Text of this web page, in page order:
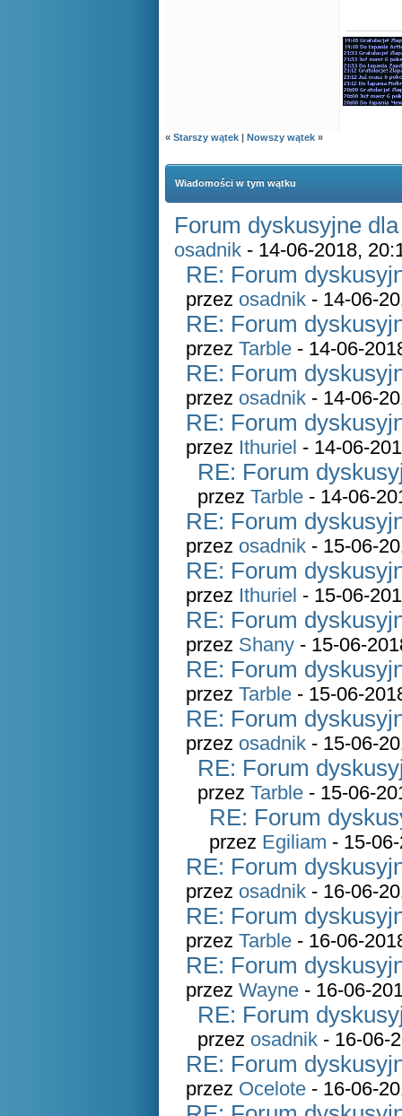
« Starszy wątek | Nowszy wątek »
Wiadomości w tym wątku
Forum dyskusyjne
osadnik - 14-06-2018,
RE: Forum
przez osadnik - 14-06-
RE: Forum
przez Tarble - 14-06-
RE: Forum
przez osadnik - 14-06-
RE: Forum
przez Ithuriel - 14-06-
RE: Forum
przez Tarble - 14-06-
RE: Forum
przez osadnik - 15-06-
RE: Forum
przez Ithuriel - 15-06-
RE: Forum
przez Shany - 15-06-
RE: Forum
przez Tarble - 15-06-
RE: Forum
przez osadnik - 15-06-
RE: Forum
przez Tarble - 15-06-
RE: Forum
przez Egiliam - 15-
RE: Forum
przez osadnik - 16-06-
RE: Forum
przez Tarble - 16-06-
RE: Forum
przez Wayne - 16-06-
RE: Forum
przez osadnik - 16-06-
RE: Forum
przez Ocelote - 16-06-